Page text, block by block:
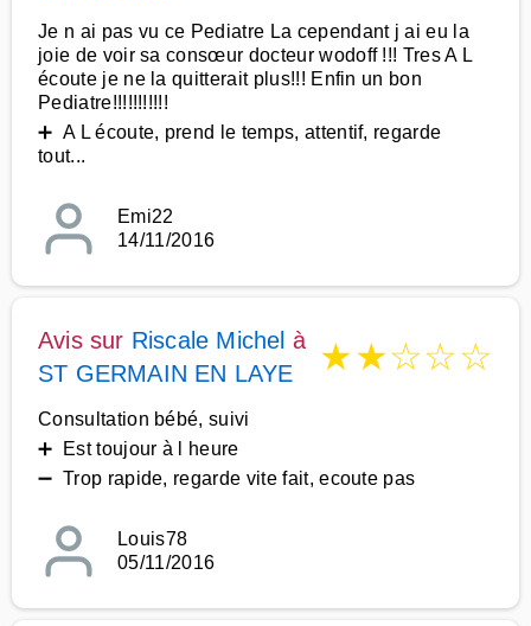
Je n ai pas vu ce Pediatre La cependant j ai eu la
joie de voir sa consœur docteur wodoff !!! Tres A L
écoute je ne la quitterait plus!!! Enfin un bon
Pediatre!!!!!!!!!!!
➕ A L écoute, prend le temps, attentif, regarde
tout...
Emi22
14/11/2016
Avis sur Riscale Michel à
ST GERMAIN EN LAYE
★★☆☆☆
Consultation bébé, suivi
➕ Est toujour à l heure
➖ Trop rapide, regarde vite fait, ecoute pas
Louis78
05/11/2016